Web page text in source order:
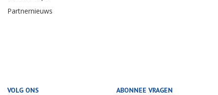
Partnernieuws
VOLG ONS ABONNEE VRAGEN